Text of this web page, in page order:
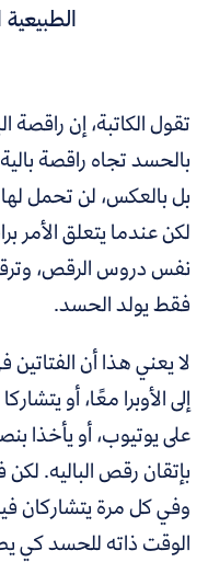
الطبيعية
تقول الكاتبة، إن راقصة
بالحسد تجاه راقصة
بل بالعكس، لن تحمل
لكن عندما يتعلق الأمر
نفس دروس الرقص،
فقط يولد الحسد.
لا يعني هذا أن الفتاتين
إلى الأوبرا معًا، أو
على يوتيوب، أو يأخذا
بإتقان رقص الباليه.
وفي كل مرة يتشاركان
الوقت ذاته للحسد كي